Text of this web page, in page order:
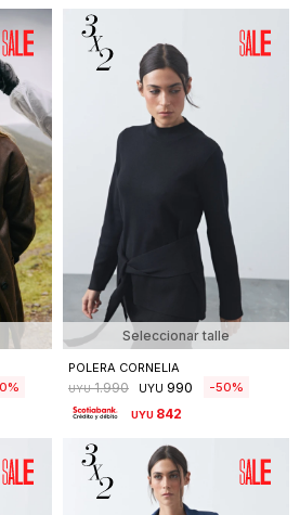
Seleccionar talle
POLERA CORNELIA
UYU 1.990 UYU 990 50
UYU 842